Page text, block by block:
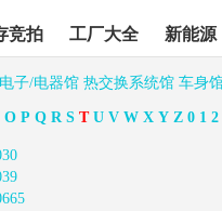
竞拍 工厂大全 新能源
电子/电器馆 热交换系统馆 车身
O P Q R S T U V W X Y Z 0 1 2